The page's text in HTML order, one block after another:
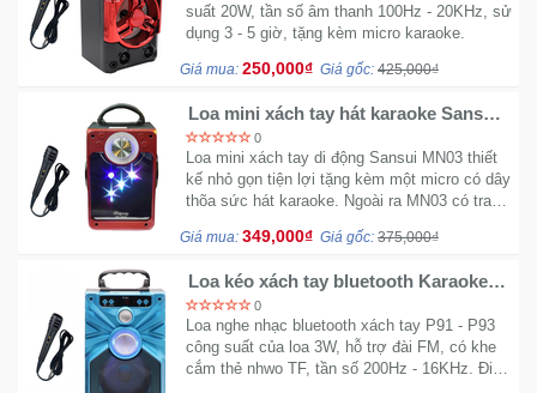
suất 20W, tần số âm thanh 100Hz - 20KHz, sử
dụng 3 - 5 giờ, tặng kèm micro karaoke.
Giá mua: 250,000₫ Giá gốc: 425,000₫
Loa mini xách tay hát karaoke Sansui
MN03 - Tặng kèm micro
0
Loa mini xách tay di động Sansui MN03 thiết
kế nhỏ gọn tiện lợi tặng kèm một micro có dây
thõa sức hát karaoke. Ngoài ra MN03 có trang
Giá mua: 349,000₫ Giá gốc: 375,000₫
Loa kéo xách tay bluetooth Karaoke
P91 - P93
0
Loa nghe nhạc bluetooth xách tay P91 - P93
công suất của loa 3W, hỗ trợ đài FM, có khe
cắm thẻ nhwo TF, tần số 200Hz - 16KHz. Đi